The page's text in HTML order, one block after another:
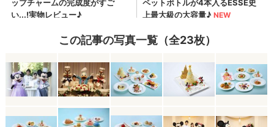
この記事の写真一覧（全23枚）